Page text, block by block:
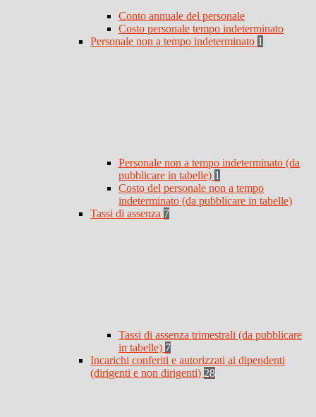
Conto annuale del personale
Costo personale tempo indeterminato
Personale non a tempo indeterminato 1
Personale non a tempo indeterminato (da
pubblicare in tabelle) 1
Costo del personale non a tempo
indeterminato (da pubblicare in tabelle)
Tassi di assenza 7
Tassi di assenza trimestrali (da pubblicare
in tabelle) 7
Incarichi conferiti e autorizzati ai dipendenti
(dirigenti e non dirigenti) 28